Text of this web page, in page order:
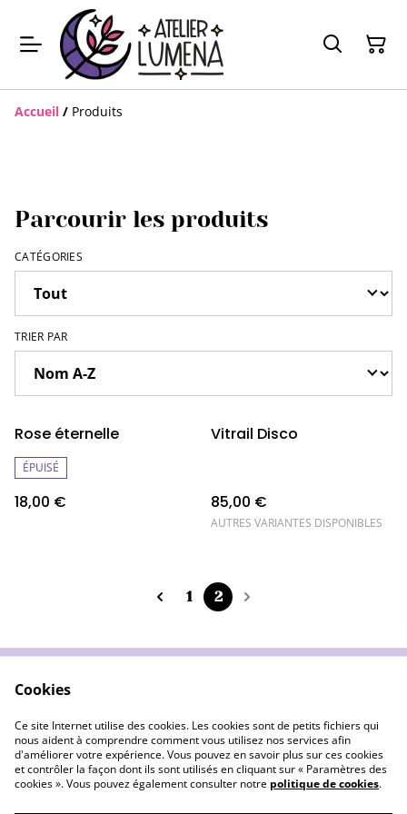
Accueil / Produits
Parcourir les produits
CATÉGORIES
TRIER PAR
Rose éternelle
ÉPUISÉ
18,00 €
Vitrail Disco
85,00 €
AUTRES VARIANTES DISPONIBLES
1 2
LIvraison & Retours
Confidentialité
Cookies
Cookies
Ce site Internet utilise des cookies. Les cookies sont de petits fichiers qui
nous aident à comprendre comment vous utilisez nos services afin
d'améliorer votre expérience. Vous pouvez en savoir plus sur ces cookies
et contrôler la façon dont ils sont utilisés en cliquant sur « Paramètres des
cookies ». Vous pouvez également consulter notre politique de cookies.